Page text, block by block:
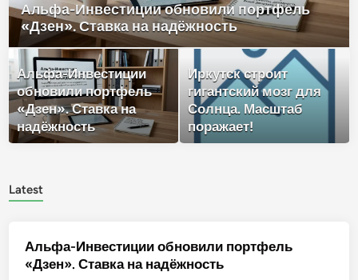
Альфа-Инвестиции обновили портфель
«Дзен». Ставка на надёжность
Альфа-Инвестиции
обновили портфель
«Дзен». Ставка на
надёжность
Иркутск строит
гигантский мозг для
Солнца. Масштаб
поражает!
Latest
Альфа-Инвестиции обновили портфель
«Дзен». Ставка на надёжность